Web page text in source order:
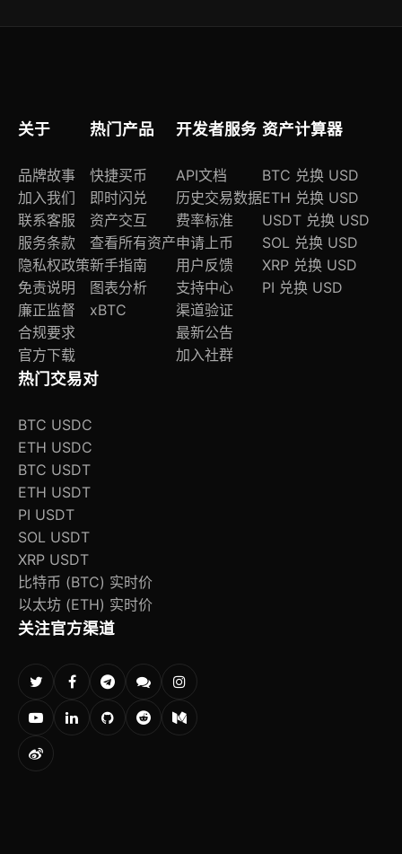
后，右下角的浮窗支持一键连线。
关注官方渠道
关于
品牌故事
加入我们
联系客服
服务条款
隐私权政策
免责说明
廉正监督
合规要求
官方下载
热门产品
快捷买币
即时闪兑
资产交互
查看所有资产
新手指南
图表分析
xBTC
开发者服务
API文档
历史交易数据
费率标准
申请上币
用户反馈
支持中心
渠道验证
最新公告
加入社群
资产计算器
BTC 兑换 USD
ETH 兑换 USD
USDT 兑换 USD
SOL 兑换 USD
XRP 兑换 USD
PI 兑换 USD
热门交易对
BTC USDC
ETH USDC
BTC USDT
ETH USDT
PI USDT
SOL USDT
XRP USDT
比特币 (BTC) 实时价
以太坊 (ETH) 实时价